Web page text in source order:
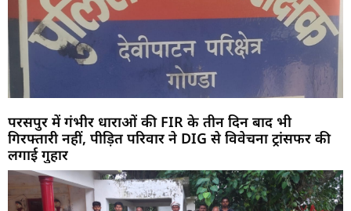
परसपुर में गंभीर धाराओं की FIR के तीन दिन बाद भी
गिरफ्तारी नहीं, पीड़ित परिवार ने DIG से विवेचना ट्रांसफर की
लगाई गुहार